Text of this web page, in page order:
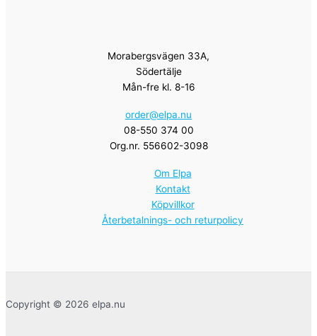
Morabergsvägen 33A,
Södertälje
Mån-fre kl. 8-16
order@elpa.nu
08-550 374 00
Org.nr. 556602-3098
Om Elpa
Kontakt
Köpvillkor
Återbetalnings- och returpolicy
Copyright © 2026 elpa.nu